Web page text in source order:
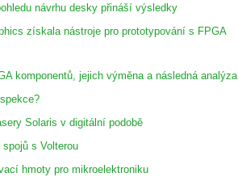
návrhu desky přináší výsledky
získala nástroje pro prototypování s FPGA
komponentů, jejich výměna a následná analýza
Solaris v digitální podobě
s Volterou
hmoty pro mikroelektroniku